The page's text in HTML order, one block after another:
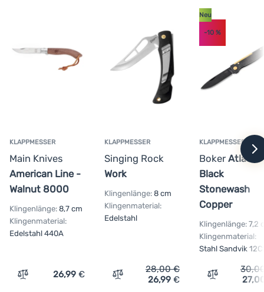
magnetische Befestigung von Schrauberbits (Kreuz und
Classic)
KLAPPMESSER
Main Knives
American Line -
Walnut 8000
Klingenlänge: 8,7 cm
Klingenmaterial:
Edelstahl 440A
Vergleichen
26,99 €
KLAPPMESSER
Singing Rock
Work
Klingenlänge: 8 cm
Klingenmaterial:
Edelstahl
Vergleichen
28,00€
26,99 €
KLAPPMESSER
Boker Atlas
Black
Stonewash
Copper
Neu
-10 %
Klingenlänge: 7,2
Klingenmaterial:
Stahl Sandvik
Vergleichen